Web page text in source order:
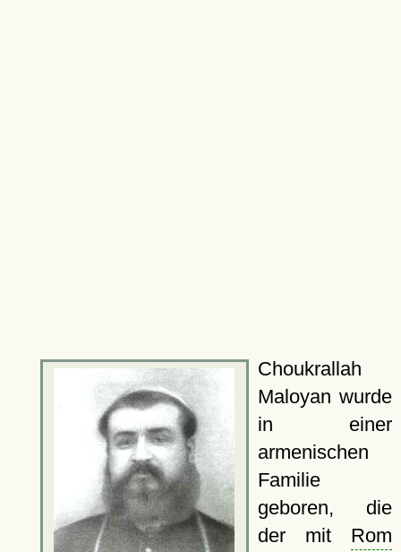
Choukrallah
Maloyan wurde
in einer
armenischen
Familie
geboren, die
der mit Rom